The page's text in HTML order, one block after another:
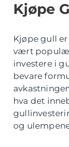
Kjøpe
Kjøpe gull
vært
investere i
bevare
hva det
og